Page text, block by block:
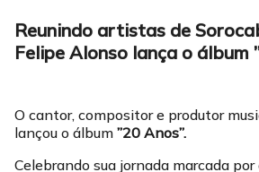
Reunindo artistas de
Felipe Alonso lança o álbum
O cantor, compositor e produtor
lançou o álbum ”20 Anos”.
Celebrando sua jornada marcada